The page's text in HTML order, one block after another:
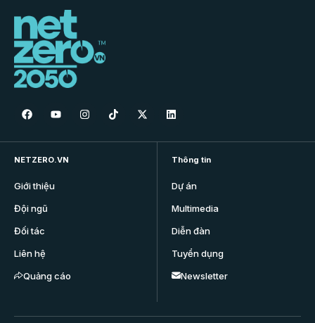
NETZERO.VN
Giới thiệu
Đội ngũ
Đối tác
Liên hệ
Quảng cáo
Thông tin
Dự án
Multimedia
Diễn đàn
Tuyển dụng
Newsletter